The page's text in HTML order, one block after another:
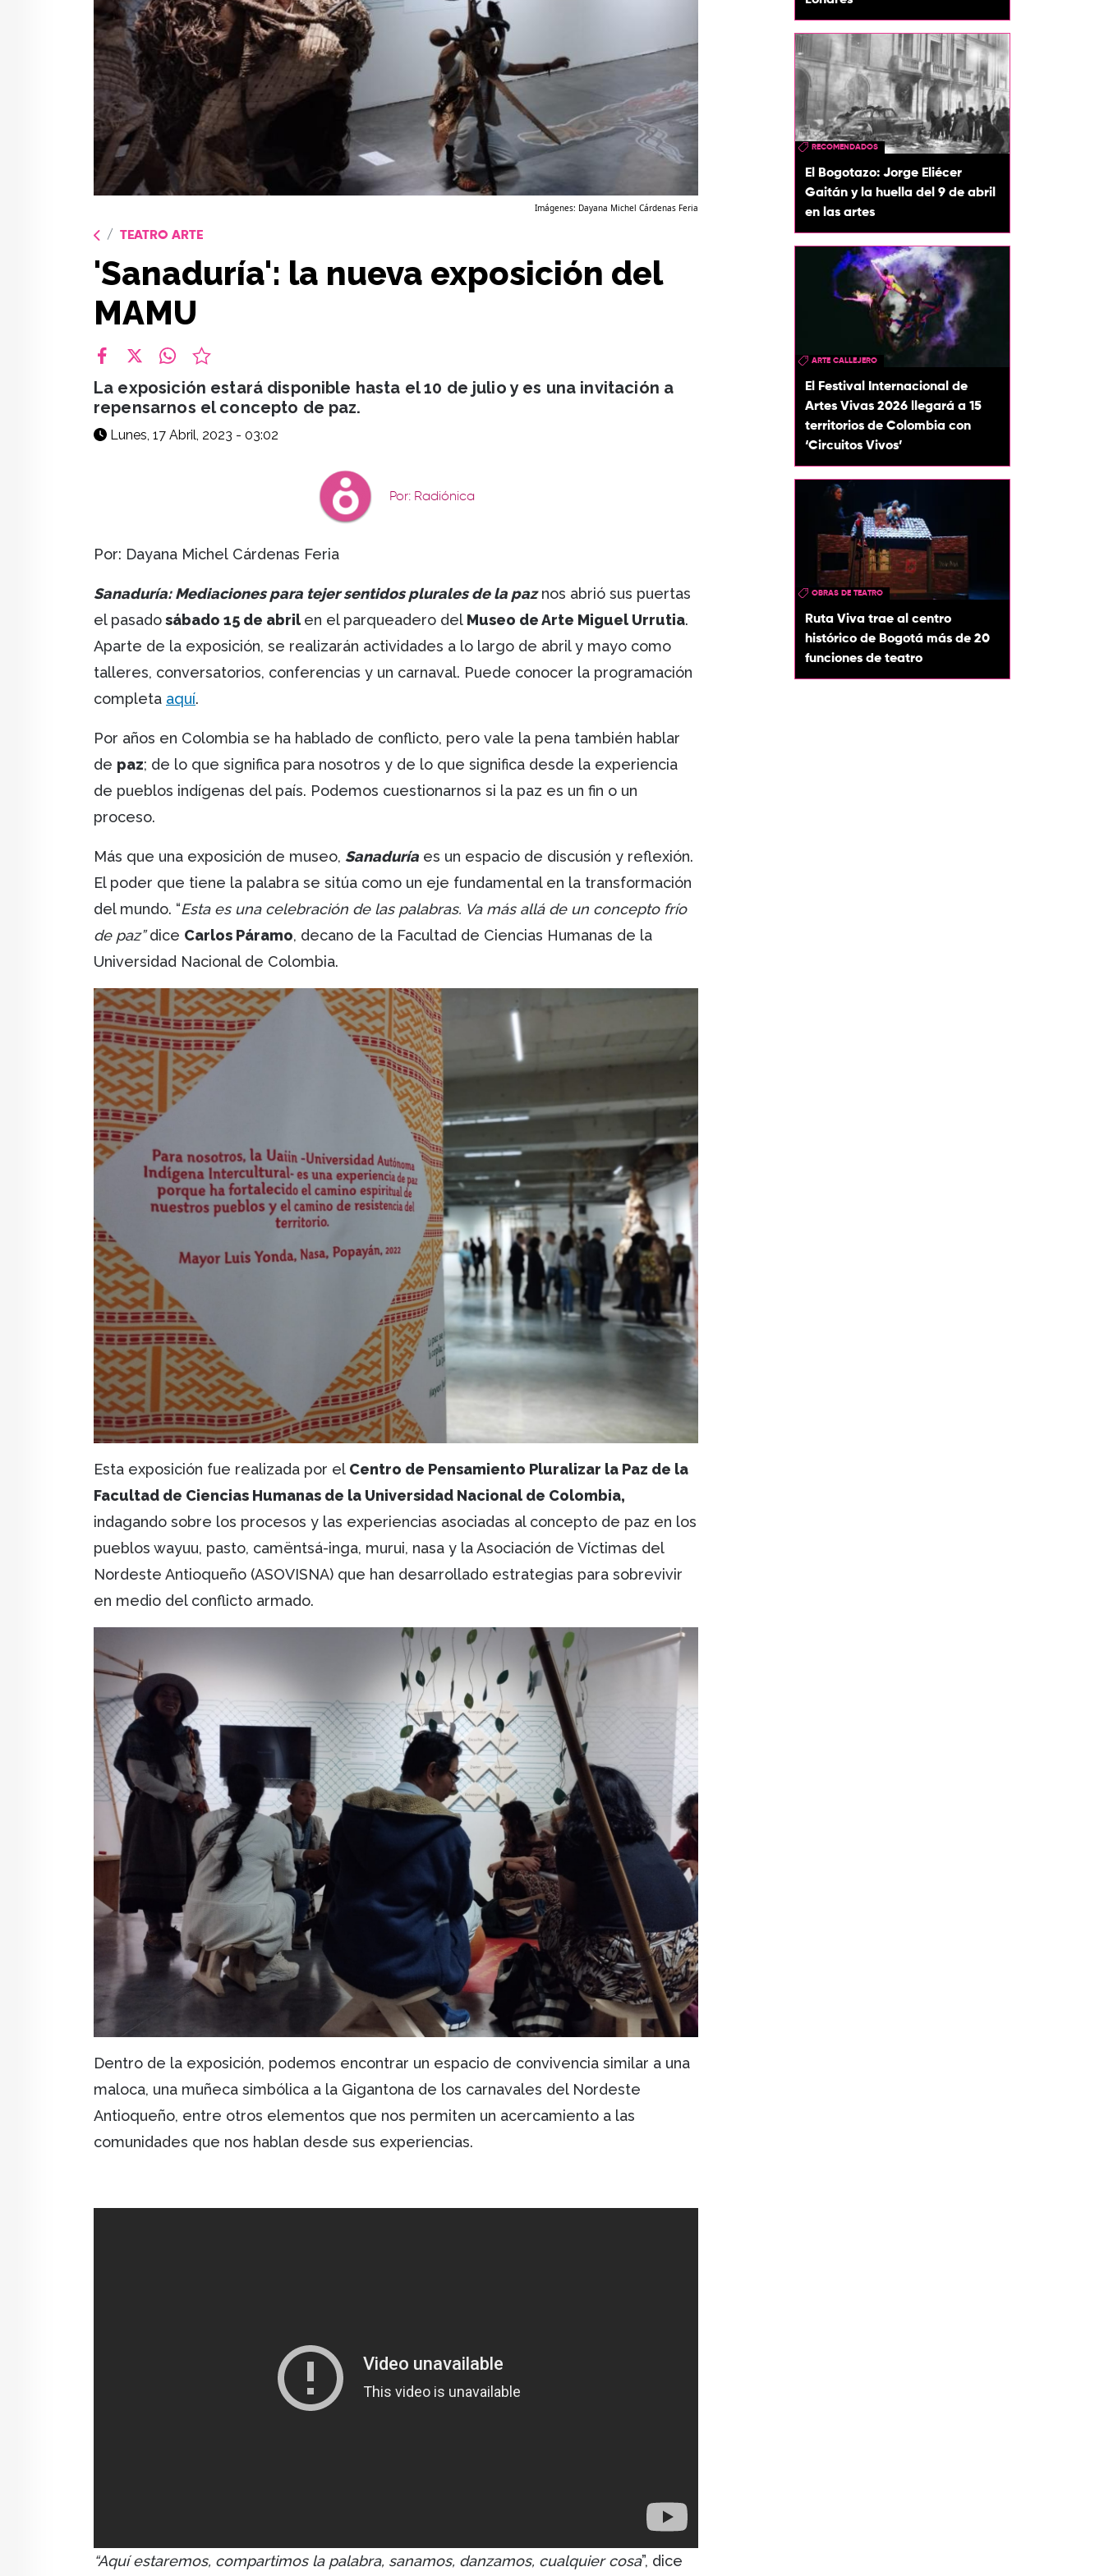
Imágenes: Dayana Michel Cárdenas Feria
TEATRO ARTE
'Sanaduría': la nueva exposición del
MAMU
La exposición estará disponible hasta el 10 de julio y es una invitación a
repensarnos el concepto de paz.
Lunes, 17 Abril, 2023 - 03:02
Por: Radiónica
Por: Dayana Michel Cárdenas Feria
Sanaduría: Mediaciones para tejer sentidos plurales de la paznos abrió sus puertas
el pasadosábado 15 de abril en el parqueadero del Museo de Arte Miguel Urrutia.
Aparte de la exposición, se realizarán actividades a lo largo de abril y mayo como
talleres, conversatorios, conferencias y un carnaval. Puede conocer la programación
completa aquí.
Por años en Colombia se ha hablado de conflicto, pero vale la pena también hablar
de paz; de lo que significa para nosotros y de lo que significa desde la experiencia
de pueblos indígenas del país. Podemos cuestionarnos si la paz es un fin o un
proceso.
Más que una exposición de museo, Sanaduría es un espacio de discusión y reflexión.
El poder que tiene la palabra se sitúa como un eje fundamental en la transformación
del mundo. “Esta es una celebración de las palabras. Va más allá de un concepto frío
de paz”dice Carlos Páramo, decano de la Facultad de Ciencias Humanas de la
Universidad Nacional de Colombia.
Esta exposición fue realizada por el Centro de Pensamiento Pluralizar la Paz de la
Facultad de Ciencias Humanas de la Universidad Nacional de Colombia,
indagando sobre los procesos y las experiencias asociadas al concepto de paz en los
pueblos wayuu, pasto, camëntsá-inga, murui, nasa y la Asociación de Víctimas del
Nordeste Antioqueño (ASOVISNA) que han desarrollado estrategias para sobrevivir
en medio del conflicto armado.
Dentro de la exposición, podemos encontrar un espacio de convivencia similar a una
maloca, una muñeca simbólica a la Gigantona de los carnavales del Nordeste
Antioqueño, entre otros elementos que nos permiten un acercamiento a las
comunidades que nos hablan desde sus experiencias.
“Aquí estaremos, compartimos la palabra, sanamos, danzamos, cualquier cosa”, dice
RECOMENDADOS
El Bogotazo: Jorge Eliécer
Gaitán y la huella del 9 de abril
en las artes
ARTE CALLEJERO
El Festival Internacional de
Artes Vivas 2026 llegará a 15
territorios de Colombia con
‘Circuitos Vivos’
OBRAS DE TEATRO
Ruta Viva trae al centro
histórico de Bogotá más de 20
funciones de teatro